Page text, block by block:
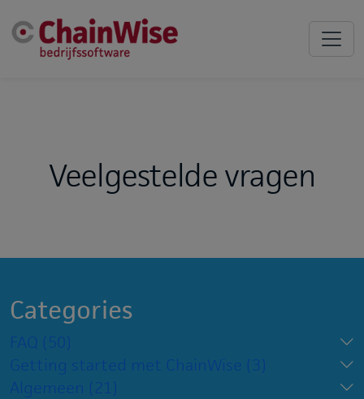
Veelgestelde vragen
Categories
FAQ (50)
Getting started met ChainWise (3)
Algemeen (21)